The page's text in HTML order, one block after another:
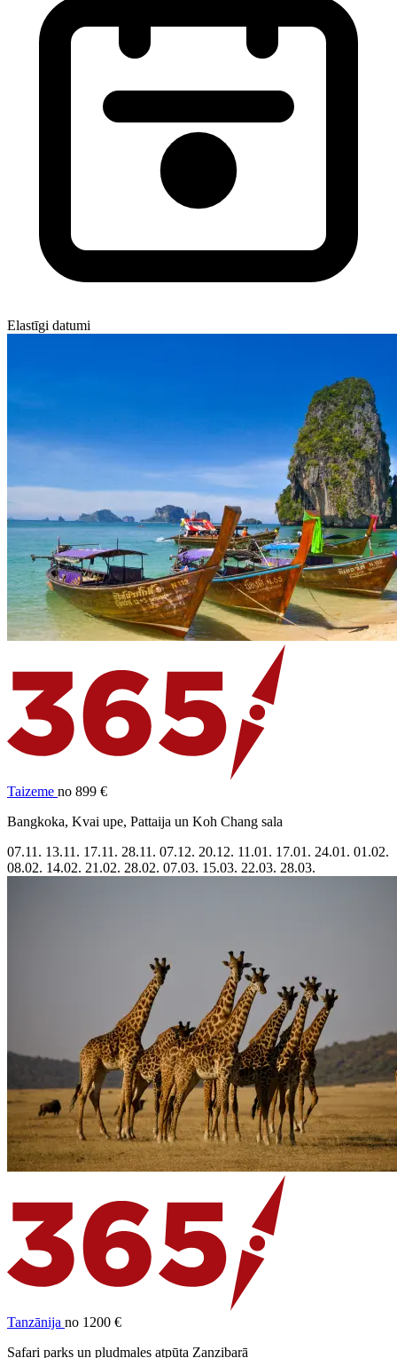
Elastīgi datumi
Taizeme no 899 €
Bangkoka, Kvai upe, Pattaija un Koh Chang sala
07.11. 13.11. 17.11. 28.11. 07.12. 20.12. 11.01. 17.01. 24.01. 01.02.
08.02. 14.02. 21.02. 28.02. 07.03. 15.03. 22.03. 28.03.
Tanzānija no 1200 €
Safari parks un pludmales atpūta Zanzibarā